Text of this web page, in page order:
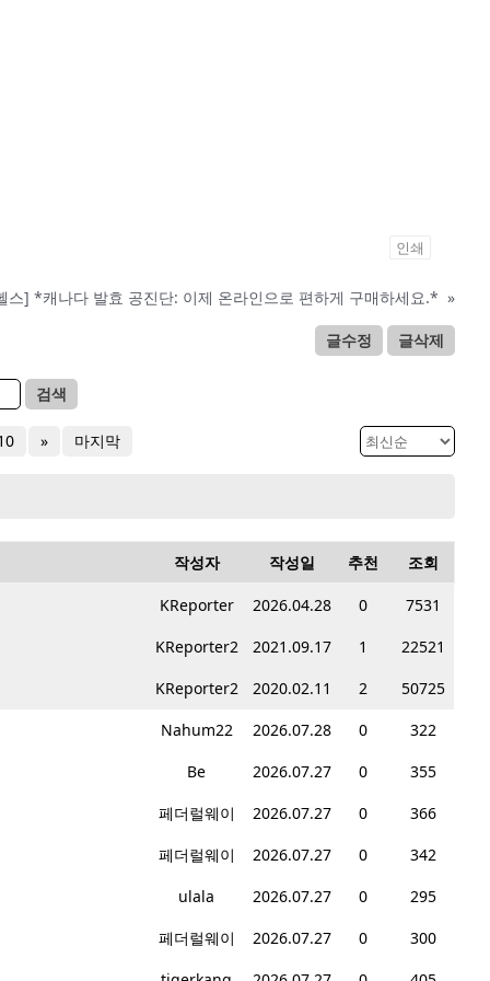
인쇄
스] *캐나다 발효 공진단: 이제 온라인으로 편하게 구매하세요.* »
글수정 글삭제
검색
» 마지막
작성자 작성일 추천 조회
KReporter 2026.04.28 0
7531
KReporter2 2021.09.17 1
22521
KReporter2 2020.02.11 2
50725
Nahum22 2026.07.28 0
322
Be 2026.07.27 0
355
페더럴웨이 2026.07.27 0
366
페더럴웨이 2026.07.27 0
342
ulala 2026.07.27 0
295
페더럴웨이 2026.07.27 0
300